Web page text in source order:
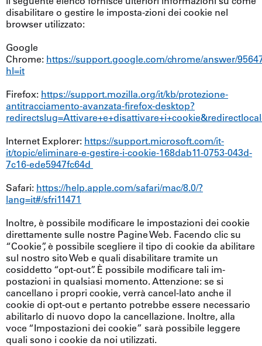
disabilitare o gestire le imposta-zioni dei cookie nel
browser utilizzato:
Google
Chrome: https://support.google.com/chrome/answer/
hl=it
Firefox: https://support.mozilla.org/it/kb/protezione-
antitracciamento-avanzata-firefox-desktop?
Internet Explorer: https://support.microsoft.com/it-
it/topic/eliminare-e-gestire-i-cookie-168dab11-0753-043d-
7c16-ede5947fc64d
Safari: https://help.apple.com/safari/mac/8.0/?
lang=it#/sfri11471
Inoltre, è possibile modificare le impostazioni dei cookie
direttamente sulle nostre Pagine Web. Facendo clic su
“Cookie”, è possibile scegliere il tipo di cookie da abilitare
sul nostro sito Web e quali disabilitare tramite un
cosiddetto “opt-out”. È possibile modificare tali im-
postazioni in qualsiasi momento. Attenzione: se si
cancellano i propri cookie, verrà cancel-lato anche il
cookie di opt-out e pertanto potrebbe essere necessario
abilitarlo di nuovo dopo la cancellazione. Inoltre, alla
voce “Impostazioni dei cookie” sarà possibile leggere
quali sono i cookie da noi utilizzati.